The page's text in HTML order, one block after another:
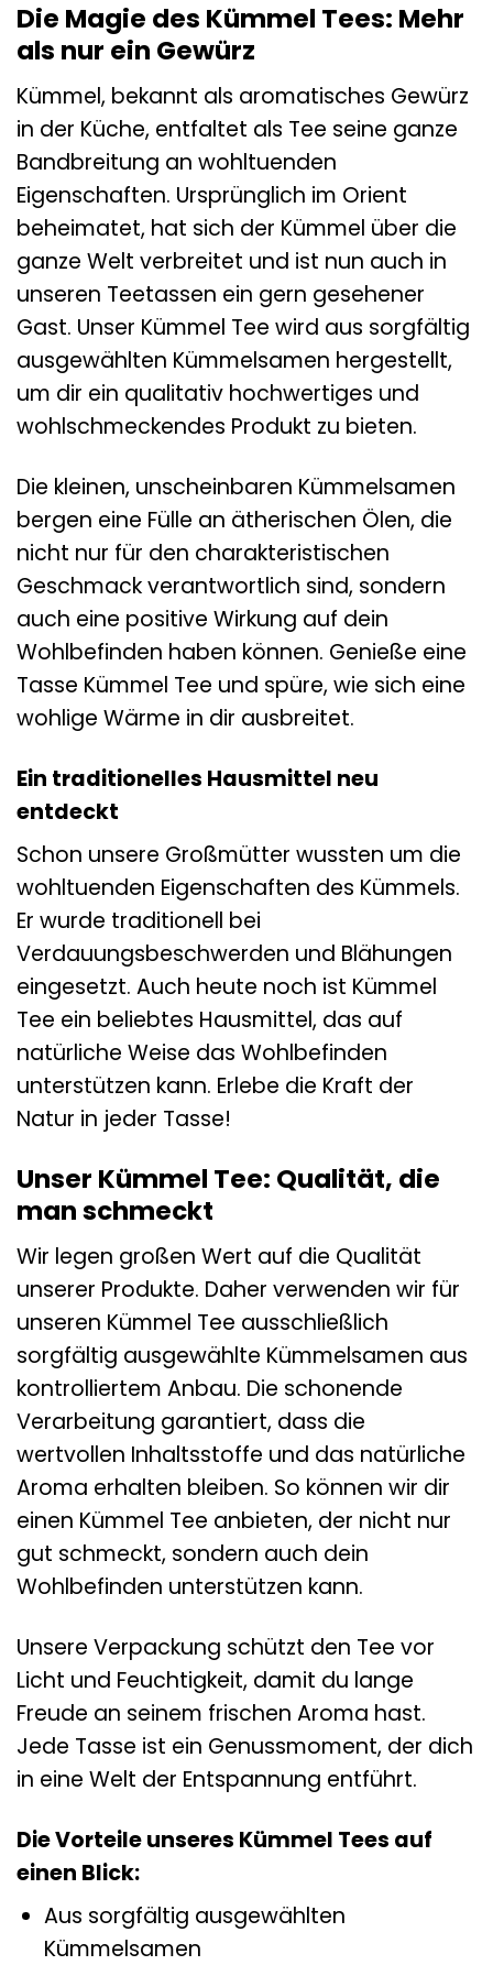
Die Magie des Kümmel Tees: Mehr
als nur ein Gewürz
Kümmel, bekannt als aromatisches Gewürz
in der Küche, entfaltet als Tee seine ganze
Bandbreitung an wohltuenden
Eigenschaften. Ursprünglich im Orient
beheimatet, hat sich der Kümmel über die
ganze Welt verbreitet und ist nun auch in
unseren Teetassen ein gern gesehener
Gast. Unser Kümmel Tee wird aus sorgfältig
ausgewählten Kümmelsamen hergestellt,
um dir ein qualitativ hochwertiges und
wohlschmeckendes Produkt zu bieten.
Die kleinen, unscheinbaren Kümmelsamen
bergen eine Fülle an ätherischen Ölen, die
nicht nur für den charakteristischen
Geschmack verantwortlich sind, sondern
auch eine positive Wirkung auf dein
Wohlbefinden haben können. Genieße eine
Tasse Kümmel Tee und spüre, wie sich eine
wohlige Wärme in dir ausbreitet.
Ein traditionelles Hausmittel neu
entdeckt
Schon unsere Großmütter wussten um die
wohltuenden Eigenschaften des Kümmels.
Er wurde traditionell bei
Verdauungsbeschwerden und Blähungen
eingesetzt. Auch heute noch ist Kümmel
Tee ein beliebtes Hausmittel, das auf
natürliche Weise das Wohlbefinden
unterstützen kann. Erlebe die Kraft der
Natur in jeder Tasse!
Unser Kümmel Tee: Qualität, die
man schmeckt
Wir legen großen Wert auf die Qualität
unserer Produkte. Daher verwenden wir für
unseren Kümmel Tee ausschließlich
sorgfältig ausgewählte Kümmelsamen aus
kontrolliertem Anbau. Die schonende
Verarbeitung garantiert, dass die
wertvollen Inhaltsstoffe und das natürliche
Aroma erhalten bleiben. So können wir dir
einen Kümmel Tee anbieten, der nicht nur
gut schmeckt, sondern auch dein
Wohlbefinden unterstützen kann.
Unsere Verpackung schützt den Tee vor
Licht und Feuchtigkeit, damit du lange
Freude an seinem frischen Aroma hast.
Jede Tasse ist ein Genussmoment, der dich
in eine Welt der Entspannung entführt.
Die Vorteile unseres Kümmel Tees auf
einen Blick:
Aus sorgfältig ausgewählten
Kümmelsamen